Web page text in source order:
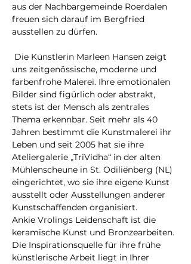
aus der Nachbargemeinde Roerdalen
freuen sich darauf im Bergfried
ausstellen zu dürfen.
uns zeitgenössische, moderne und
farbenfrohe Malerei. Ihre emotionalen
Bilder sind figürlich oder abstrakt,
stets ist der Mensch als zentrales
Thema erkennbar. Seit mehr als 40
Jahren bestimmt die Kunstmalerei ihr
Leben und seit 2005 hat sie ihre
Ateliergalerie „TriVidha“ in der alten
Mühlenscheune in St. Odiliënberg (NL)
eingerichtet, wo sie ihre eigene Kunst
ausstellt oder Ausstellungen anderer
Kunstschaffenden organisiert.
Ankie Vrolings Leidenschaft ist die
keramische Kunst und Bronzearbeiten.
Die Inspirationsquelle für ihre frühe
künstlerische Arbeit liegt in Ihrer